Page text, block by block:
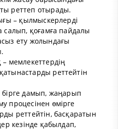
реттеп отырады.
– қылмыскерлерді
салып, қоғамға пайдалы
ету жолындағы
мемлекеттердің
реттейтін
бірге дамып, жаңарып
процесінен өмірге
реттейтін, басқаратын
кезінде қабылдап,